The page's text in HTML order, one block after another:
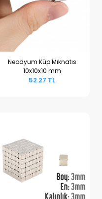
Sepete Ekle
Neodyum Küp Mıknatıs
10x10x10 mm
52.27 TL